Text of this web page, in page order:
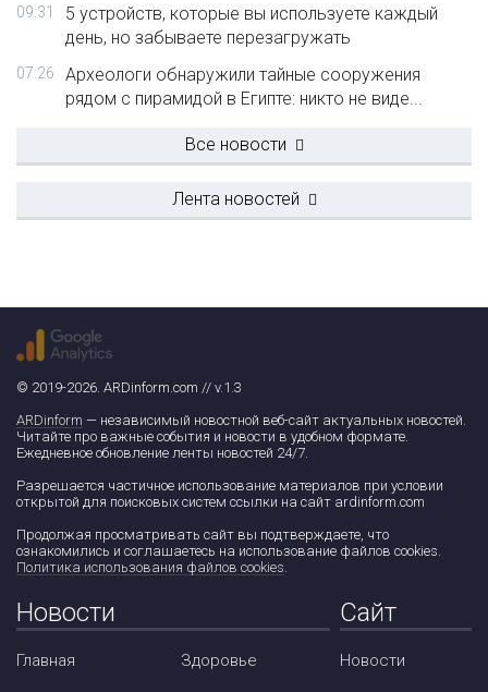
09:31
5 устройств, которые вы используете каждый
день, но забываете перезагружать
07:26
Археологи обнаружили тайные сооружения
рядом с пирамидой в Египте: никто не виде...
Все новости
Лента новостей
© 2019-2026. ARDinform.com // v.1.3
ARDinform — независимый новостной веб-сайт актуальных новостей.
Читайте про важные события и новости в удобном формате.
Ежедневное обновление ленты новостей 24/7.
Разрешается частичное использование материалов при условии
открытой для поисковых систем ссылки на сайт ardinform.com
Продолжая просматривать сайт вы подтверждаете, что
ознакомились и соглашаетесь на использование файлов cookies.
Политика использования файлов cookies.
Новости
Главная Здоровье
Сайт
Новости